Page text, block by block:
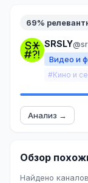
69%
SRSLY
Видео и
#Кино и
Анализ →
Обзор
Найдено каналов